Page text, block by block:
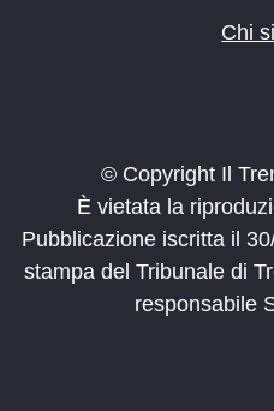
Chi
© Copyright Il
È vietata la
Pubblicazione iscritta il
stampa del Tribunale di
responsabile